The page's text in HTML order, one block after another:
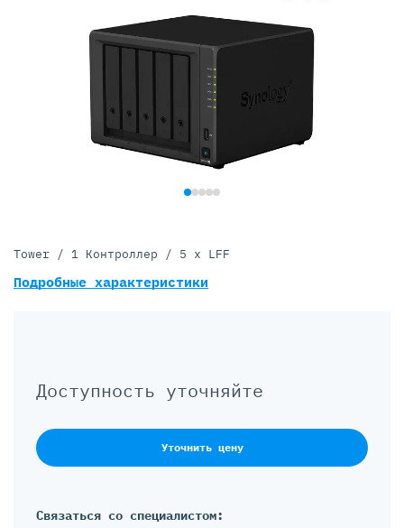
Доступность уточняйте
Уточнить цену
Связаться со специалистом:
Tower / 1 Контроллер / 5 x LFF
Подробные характеристики